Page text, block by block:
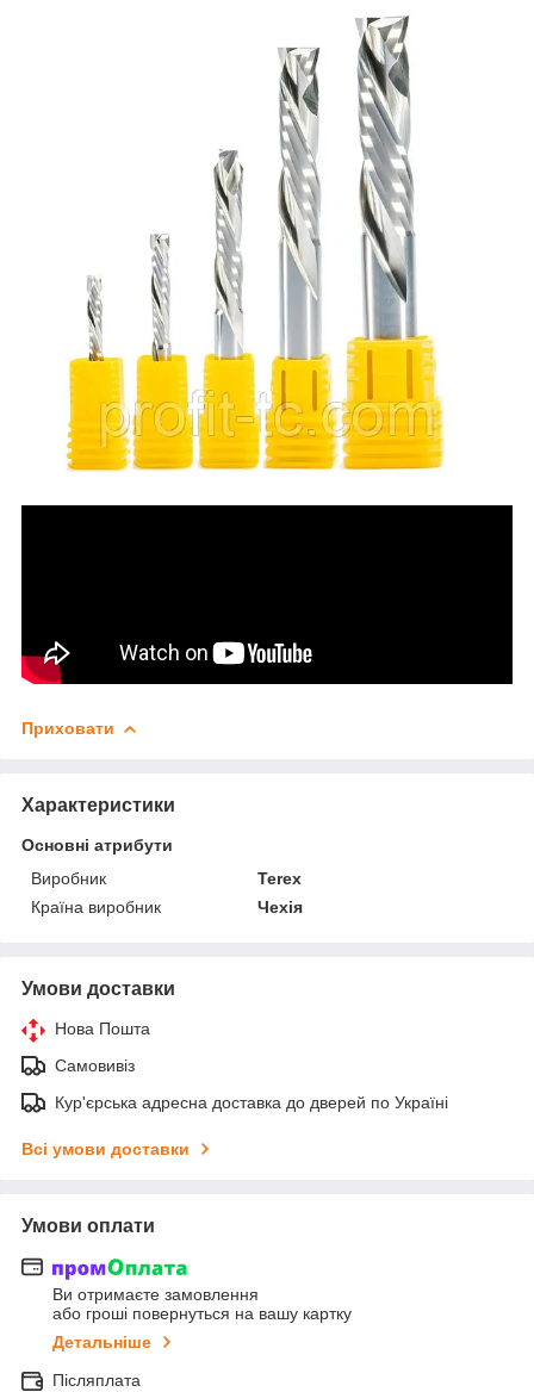
Приховати
Характеристики
Основні атрибути
Виробник
Terex
Країна виробник
Чехія
Умови доставки
Нова Пошта
Самовивіз
Кур'єрська адресна доставка до дверей по Україні
Всі умови доставки
Умови оплати
Ви отримаєте замовлення
або гроші повернуться на вашу картку
Детальніше
Післяплата